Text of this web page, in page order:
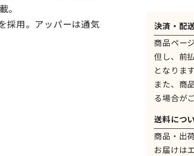
。
採用。アッパーは通気
決済・配
商品ペー
但し、前
となります
また、商
る場合が
送料につ
商品・出
お届けは